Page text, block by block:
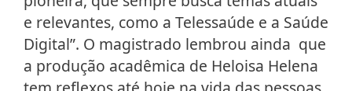
e relevantes, como a Telessaúde e a Saúde
Digital”. O magistrado lembrou ainda que
a produção acadêmica de Heloisa Helena